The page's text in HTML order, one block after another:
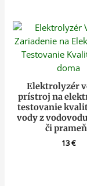
Elektrolyzér
prístroj na
testovanie
vody z
či
13€